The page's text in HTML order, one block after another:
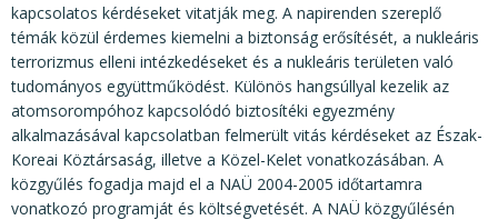
KIADVÁNYOK, JELENTÉSEK
NYOMTATVÁNYOK, SZOFTVEREK
E-ÜGYINTÉZÉS
kapcsolatos kérdéseket vitatják meg. A napirenden szereplő
témák közül érdemes kiemelni a biztonság erősítését, a nukleáris
terrorizmus elleni intézkedéseket és a nukleáris területen való
tudományos együttműködést. Különös hangsúllyal kezelik az
atomsorompóhoz kapcsolódó biztosítéki egyezmény
alkalmazásával kapcsolatban felmerült vitás kérdéseket az Észak-
Koreai Köztársaság, illetve a Közel-Kelet vonatkozásában. A
közgyűlés fogadja majd el a NAÜ 2004-2005 időtartamra
vonatkozó programját és költségvetését. A NAÜ közgyűlésén